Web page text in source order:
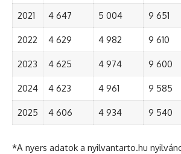
2021 4 647 5 004 9 651
2022 4 629 4 982 9 610
2023 4 625 4 974 9 600
2024 4 623 4 961 9 585
2025 4 606 4 934 9 540
*A nyers adatok a nyilvantarto.hu